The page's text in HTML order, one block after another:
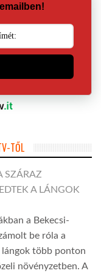
TŐL
SZÁRAZ
A LÁNGOK
a Bekecsi-
be róla a
lángok több ponton
növényzetben. A